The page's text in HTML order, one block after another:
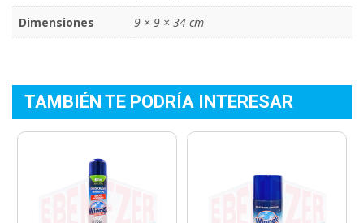
Dimensiones
9 × 9 × 34 cm
TAMBIÉN TE PODRÍA INTERESAR